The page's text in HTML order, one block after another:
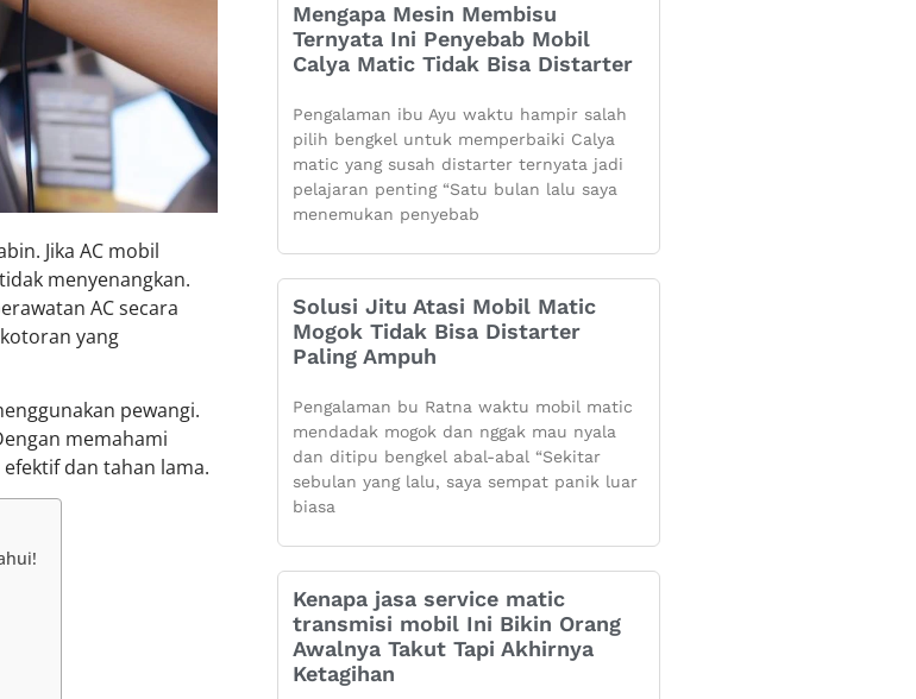
Jika AC mobil
menyenangkan.
AC secara
yang
pewangi.
memahami
dan tahan lama.
Mengapa Mesin Membisu
Ternyata Ini Penyebab Mobil
Calya Matic Tidak Bisa Distarter
Pengalaman ibu Ayu waktu hampir salah
pilih bengkel untuk memperbaiki Calya
matic yang susah distarter ternyata jadi
pelajaran penting “Satu bulan lalu saya
menemukan penyebab
Solusi Jitu Atasi Mobil Matic
Mogok Tidak Bisa Distarter
Paling Ampuh
Pengalaman bu Ratna waktu mobil matic
mendadak mogok dan nggak mau nyala
dan ditipu bengkel abal-abal “Sekitar
sebulan yang lalu, saya sempat panik luar
biasa
Kenapa jasa service matic
transmisi mobil Ini Bikin Orang
Awalnya Takut Tapi Akhirnya
Ketagihan